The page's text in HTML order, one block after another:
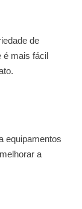
de
é mais fácil
equipamentos
a